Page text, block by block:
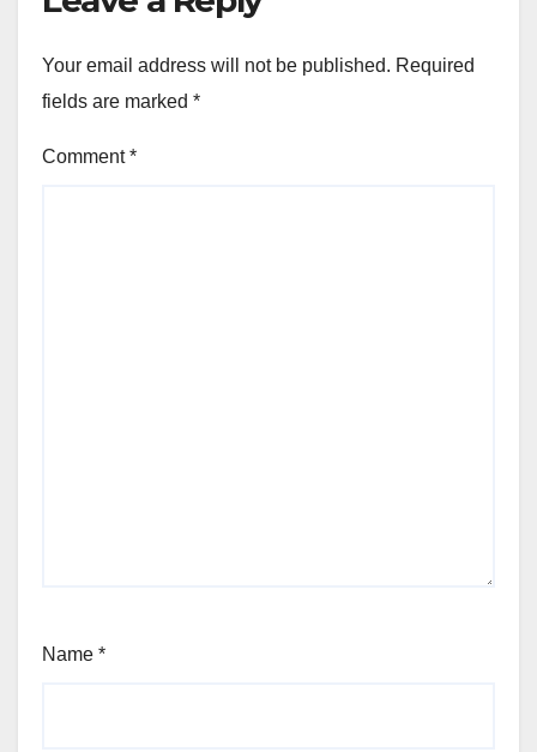
Your email address will not be published. Required
fields are marked *
Comment*
Name *